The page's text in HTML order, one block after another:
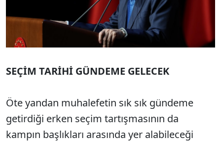
SEÇİM TARİHİ GÜNDEME GELECEK
Öte yandan muhalefetin sık sık gündeme
getirdiği erken seçim tartışmasının da
kampın başlıkları arasında yer alabileceği